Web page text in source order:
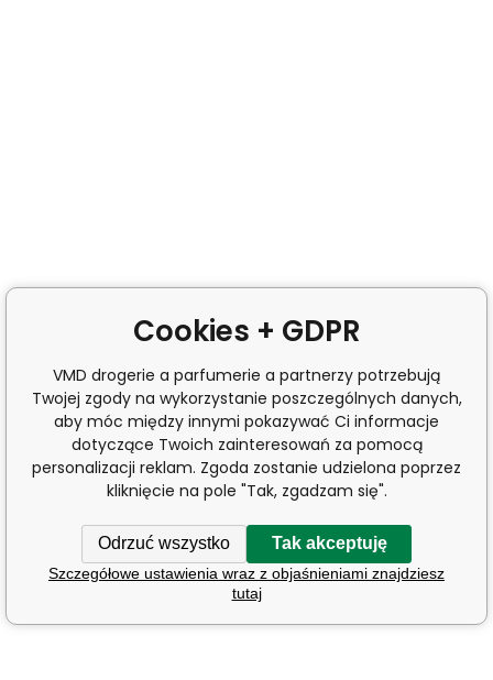
Cookies + GDPR
VMD drogerie a parfumerie a partnerzy potrzebują
Twojej zgody na wykorzystanie poszczególnych danych,
aby móc między innymi pokazywać Ci informacje
dotyczące Twoich zainteresowań za pomocą
personalizacji reklam. Zgoda zostanie udzielona poprzez
kliknięcie na pole "Tak, zgadzam się".
Odrzuć wszystko Tak akceptuję
Szczegółowe ustawienia wraz z objaśnieniami znajdziesz
tutaj